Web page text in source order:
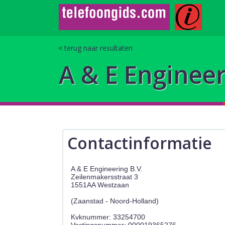
terug naar resultaten
A & E
Contactinformatie
A & E Engineering B.V.
Zeilenmakersstraat 3
1551AA Westzaan
(Zaanstad - Noord-Holland)
Kvknummer: 33254700